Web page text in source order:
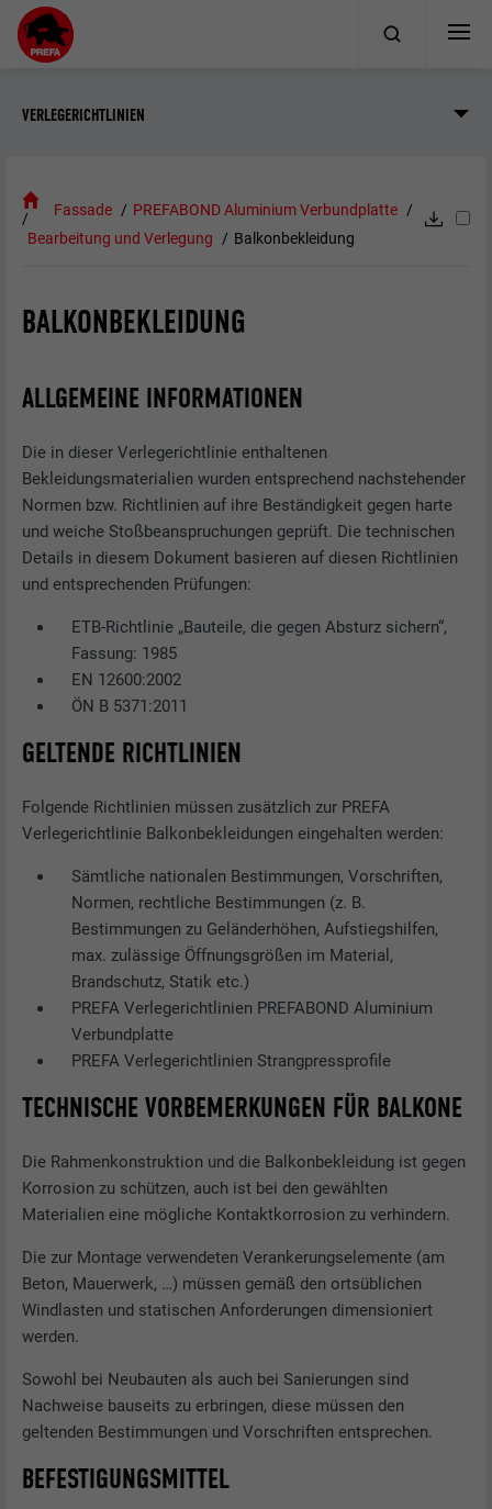
VERLEGERICHTLINIEN
Fassade
PREFABOND Aluminium Verbundplatte
Bearbeitung und Verlegung
Balkonbekleidung
BALKONBEKLEIDUNG
ALLGEMEINE INFORMATIONEN
Die in dieser Verlegerichtlinie enthaltenen
Bekleidungsmaterialien wurden entsprechend nachstehender
Normen bzw. Richtlinien auf ihre Beständigkeit gegen harte
und weiche Stoßbeanspruchungen geprüft. Die technischen
Details in diesem Dokument basieren auf diesen Richtlinien
und entsprechenden Prüfungen:
ETB-Richtlinie „Bauteile, die gegen Absturz sichern“,
Fassung: 1985
EN 12600:2002
ÖN B 5371:2011
GELTENDE RICHTLINIEN
Folgende Richtlinien müssen zusätzlich zur PREFA
Verlegerichtlinie Balkonbekleidungen eingehalten werden:
Sämtliche nationalen Bestimmungen, Vorschriften,
Normen, rechtliche Bestimmungen (z. B.
Bestimmungen zu Geländerhöhen, Aufstiegshilfen,
max. zulässige Öffnungsgrößen im Material,
Brandschutz, Statik etc.)
PREFA Verlegerichtlinien PREFABOND Aluminium
Verbundplatte
PREFA Verlegerichtlinien Strangpressprofile
TECHNISCHE VORBEMERKUNGEN FÜR BALKONE
Die Rahmenkonstruktion und die Balkonbekleidung ist gegen
Korrosion zu schützen, auch ist bei den gewählten
Materialien eine mögliche Kontaktkorrosion zu verhindern.
Die zur Montage verwendeten Verankerungselemente (am
Beton, Mauerwerk, …) müssen gemäß den ortsüblichen
Windlasten und statischen Anforderungen dimensioniert
werden.
Sowohl bei Neubauten als auch bei Sanierungen sind
Nachweise bauseits zu erbringen, diese müssen den
geltenden Bestimmungen und Vorschriften entsprechen.
BEFESTIGUNGSMITTEL